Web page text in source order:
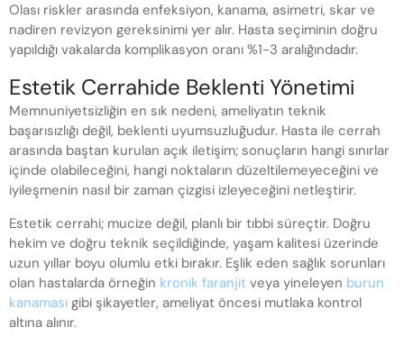
Olası riskler arasında enfeksiyon, kanama, asimetri, skar ve
nadiren revizyon gereksinimi yer alır. Hasta seçiminin doğru
yapıldığı vakalarda komplikasyon oranı %1-3 aralığındadır.
Estetik Cerrahide Beklenti Yönetimi
Memnuniyetsizliğin en sık nedeni, ameliyatın teknik
başarısızlığı değil, beklenti uyumsuzluğudur. Hasta ile cerrah
arasında baştan kurulan açık iletişim; sonuçların hangi sınırlar
içinde olabileceğini, hangi noktaların düzeltilemeyeceğini ve
iyileşmenin nasıl bir zaman çizgisi izleyeceğini netleştirir.
Estetik cerrahi; mucize değil, planlı bir tıbbi süreçtir. Doğru
hekim ve doğru teknik seçildiğinde, yaşam kalitesi üzerinde
uzun yıllar boyu olumlu etki bırakır. Eşlik eden sağlık sorunları
olan hastalarda örneğin kronik faranjit veya yineleyen burun
kanaması gibi şikayetler, ameliyat öncesi mutlaka kontrol
altına alınır.